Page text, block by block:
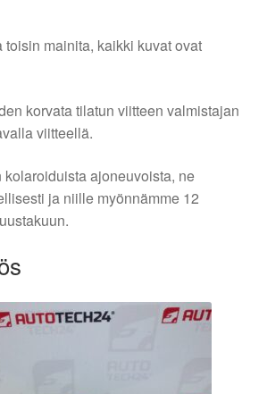
mainita, kaikki kuvat ovat
korvata tilatun viitteen valmistajan
viitteellä.
kolaroiduista ajoneuvoista, ne
ja niille myönnämme 12